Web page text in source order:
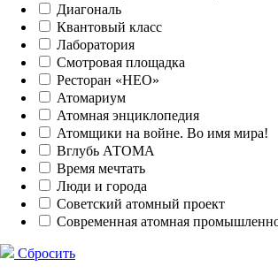
Диагональ
Квантовый класс
Лаборатория
Смотровая площадка
Ресторан «НЕО»
Атомариум
Атомная энциклопедия
Атомщики на войне. Во имя мира!
Вглубь АТОМА
Время мечтать
Люди и города
Советский атомный проект
Современная атомная
Сбросить